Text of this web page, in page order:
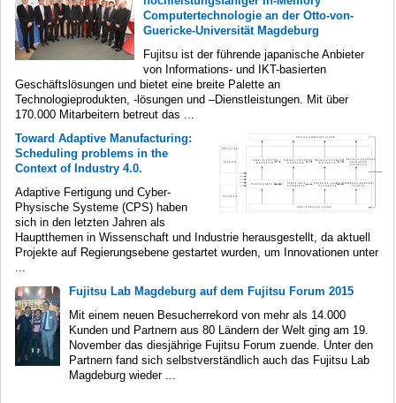
Computertechnologie an der Otto-von-
Guericke-Universität Magdeburg
Fujitsu ist der führende japanische Anbieter
von Informations- und IKT-basierten
Geschäftslösungen und bietet eine breite Palette an
Technologieprodukten, -lösungen und –Dienstleistungen. Mit über
170.000 Mitarbeitern betreut das ...
Toward Adaptive Manufacturing:
Scheduling problems in the
Context of Industry 4.0.
Adaptive Fertigung und Cyber-
Physische Systeme (CPS) haben
sich in den letzten Jahren als
Hauptthemen in Wissenschaft und Industrie herausgestellt, da aktuell
Projekte auf Regierungsebene gestartet wurden, um Innovationen unter
Fujitsu Lab Magdeburg auf dem Fujitsu Forum 2015
Mit einem neuen Besucherrekord von mehr als 14.000
Kunden und Partnern aus 80 Ländern der Welt ging am 19.
November das diesjährige Fujitsu Forum zuende. Unter den
Partnern fand sich selbstverständlich auch das Fujitsu Lab
Magdeburg wieder ...